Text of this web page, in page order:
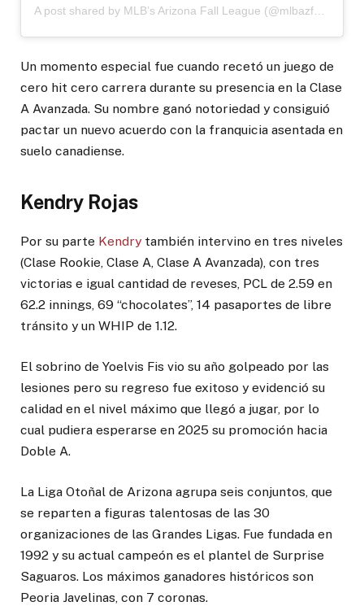
Un momento especial fue cuando recetó un juego de
cero hit cero carrera durante su presencia en la Clase
A Avanzada. Su nombre ganó notoriedad y consiguió
pactar un nuevo acuerdo con la franquicia asentada en
suelo canadiense.
Kendry Rojas
Por su parte Kendry también intervino en tres niveles
(Clase Rookie, Clase A, Clase A Avanzada), con tres
victorias e igual cantidad de reveses, PCL de 2.59 en
62.2 innings, 69 “chocolates”, 14 pasaportes de libre
tránsito y un WHIP de 1.12.
El sobrino de Yoelvis Fis vio su año golpeado por las
lesiones pero su regreso fue exitoso y evidenció su
calidad en el nivel máximo que llegó a jugar, por lo
cual pudiera esperarse en 2025 su promoción hacia
Doble A.
La Liga Otoñal de Arizona agrupa seis conjuntos, que
se reparten a figuras talentosas de las 30
organizaciones de las Grandes Ligas. Fue fundada en
1992 y su actual campeón es el plantel de Surprise
Saguaros. Los máximos ganadores históricos son
Peoria Javelinas, con 7 coronas.